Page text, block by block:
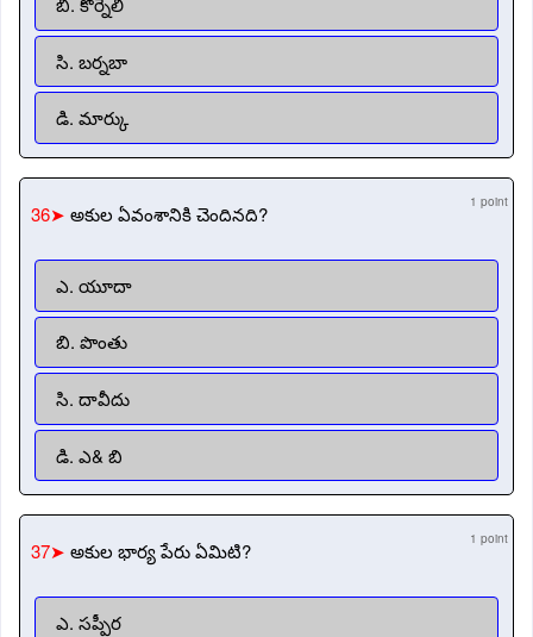
సి. బర్నబా
డి. మార్కు
36➤ అకుల ఏవంశానికి చెందినది? 1 point
ఎ. యూదా
బి. పొంతు
సి. దావీదు
డి. ఎ& బి
37➤ అకుల భార్య పేరు ఏమిటి? 1 point
ఎ. సప్పీర